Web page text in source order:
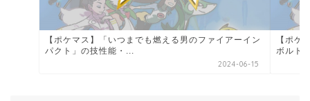
【ポケマス】「いつまでも燃える男のファイアーイン
パクト」の技性能・...
2024-06-15
【ポケ
ボルト